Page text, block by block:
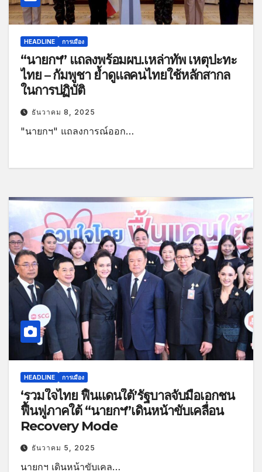
HEADLINE การเมือง
“นายกฯ” แถลงพร้อมผบ.เหล่าทัพ เหตุปะทะ
ไทย – กัมพูชา ย้ำดูแลคนไทยใช้หลักสากล
ในการปฏิบัติ
ธันวาคม 8, 2025
"นายกฯ" แถลงการณ์ออก…
HEADLINE การเมือง
‘รวมใจไทย ฟื้นแดนใต้’รัฐบาลจับมือเอกชน
ฟื้นฟูภาคใต้ “นายกฯ”เดินหน้าขับเคลื่อน
Recovery Mode
ธันวาคม 5, 2025
นายกฯ เดินหน้าขับเคล…